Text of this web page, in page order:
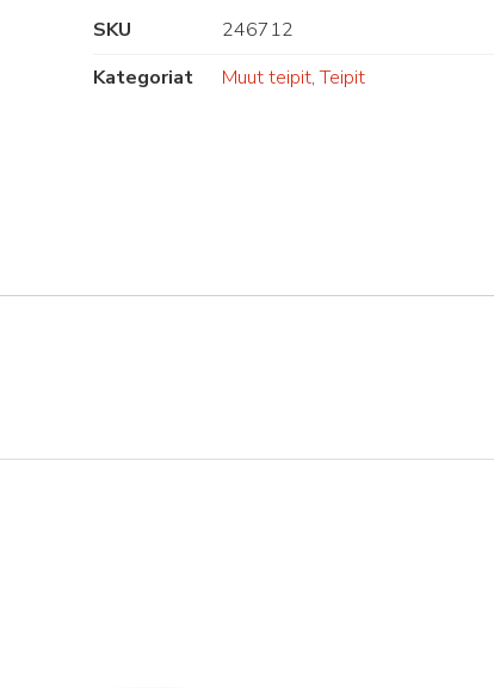
SKU
246712
Kategoriat
Muut teipit,Teipit